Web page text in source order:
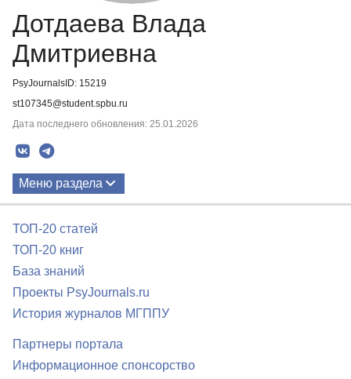
Дотдаева Влада
Дмитриевна
PsyJournalsID: 15219
st107345@student.spbu.ru
Дата последнего обновления: 25.01.2026
Меню раздела
ТОП-20 статей
ТОП-20 книг
База знаний
Проекты PsyJournals.ru
История журналов МГППУ
Партнеры портала
Информационное спонсорство